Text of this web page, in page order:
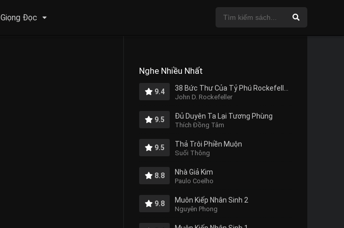
Giọng Đọc
Nghe Nhiều Nhất
9.4
John D. Rockefeller
9.5 Đủ Duyên Ta Lại Tương Phùng
Thích Đồng Tâm
9.5 Thả Trôi Phiền Muộn
Suối Thông
8.8 Nhà Giả Kim
Paulo Coelho
9.8 Muôn Kiếp Nhân Sinh 2
Nguyên Phong